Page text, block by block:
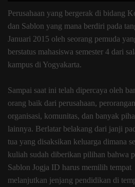
Perusahaan yang bergerak di bidang
dan Sablon yang mana berdiri pada
Januari 2015 oleh seorang pemuda
berstatus mahasiswa semester 4 dari
kampus di Yogyakarta.
Sampai saat ini telah dipercaya oleh
orang baik dari perusahaan,
organisasi, komunitas, dan banyak
lainnya. Berlatar belakang dari janji
tua yang disaksikan keluarga dimana
kuliah sudah diberikan pilihan bahwa
Sablon Jogja ID harus memilih tempat
melanjutkan jenjang pendidikan di